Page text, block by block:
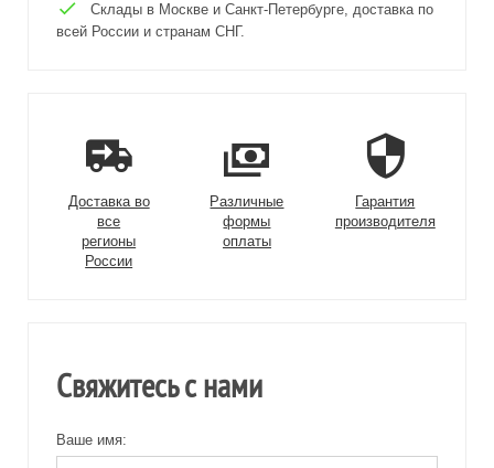
Склады в Москве и Санкт-Петербурге, доставка по
всей России и странам СНГ.
Доставка во
все
регионы
России
Различные
формы
оплаты
Гарантия
производителя
Свяжитесь с нами
Ваше имя: